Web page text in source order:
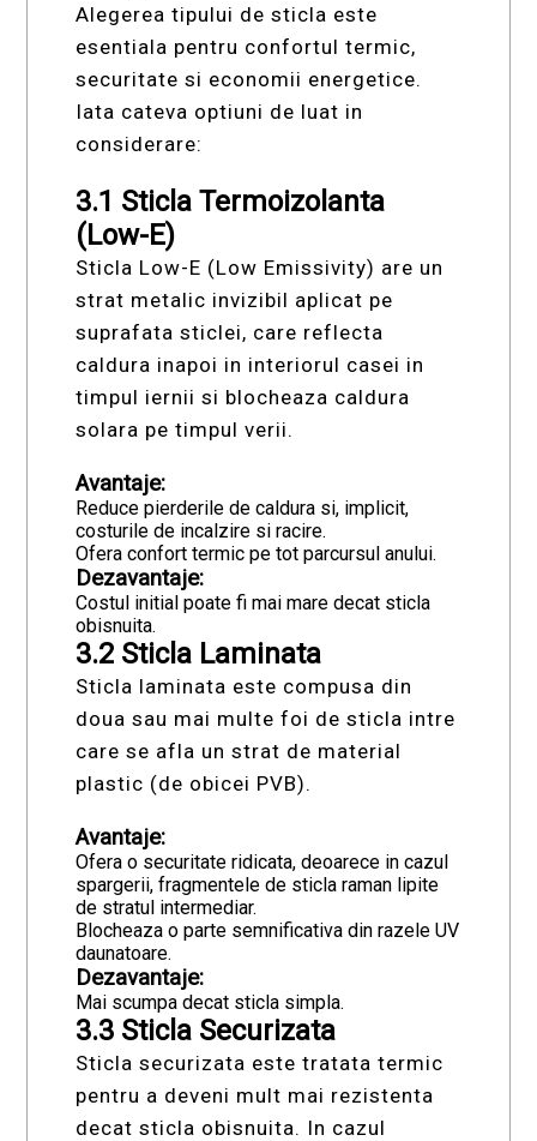
Alegerea tipului de sticla este
esentiala pentru confortul termic,
securitate si economii energetice.
Iata cateva optiuni de luat in
considerare:
3.1 Sticla Termoizolanta
(Low-E)
Sticla Low-E (Low Emissivity) are un
strat metalic invizibil aplicat pe
suprafata sticlei, care reflecta
caldura inapoi in interiorul casei in
timpul iernii si blocheaza caldura
solara pe timpul verii.
Avantaje:
Reduce pierderile de caldura si, implicit,
costurile de incalzire si racire.
Ofera confort termic pe tot parcursul anului.
Dezavantaje:
Costul initial poate fi mai mare decat sticla
obisnuita.
3.2 Sticla Laminata
Sticla laminata este compusa din
doua sau mai multe foi de sticla intre
care se afla un strat de material
plastic (de obicei PVB).
Avantaje:
Ofera o securitate ridicata, deoarece in cazul
spargerii, fragmentele de sticla raman lipite
de stratul intermediar.
Blocheaza o parte semnificativa din razele UV
daunatoare.
Dezavantaje:
Mai scumpa decat sticla simpla.
3.3 Sticla Securizata
Sticla securizata este tratata termic
pentru a deveni mult mai rezistenta
decat sticla obisnuita. In cazul